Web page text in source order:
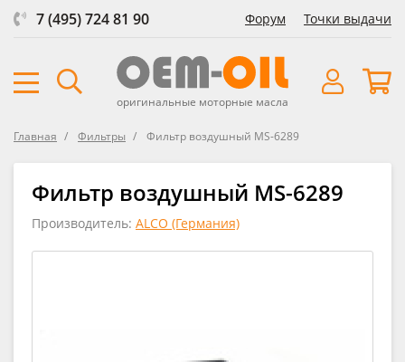
7 (495) 724 81 90 Форум Точки выдачи
оригинальные моторные масла
Главная Фильтры Фильтр воздушный MS-6289
Фильтр воздушный MS-6289
Производитель: ALCO (Германия)